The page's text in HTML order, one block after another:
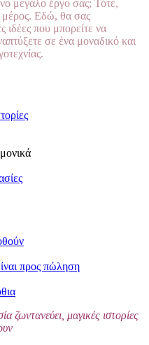
μεγάλο έργο σας; Τότε,
μέρος. Εδώ, θα σας
ιδέες που μπορείτε να
σε ένα μοναδικό και
προς πώληση
ζωντανεύει, μαγικές ιστορίες